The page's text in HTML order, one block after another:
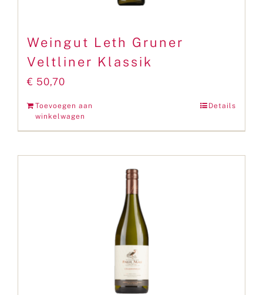
Weingut Leth Gruner
Veltliner Klassik
€ 50,70
Toevoegen aan
winkelwagen
Details